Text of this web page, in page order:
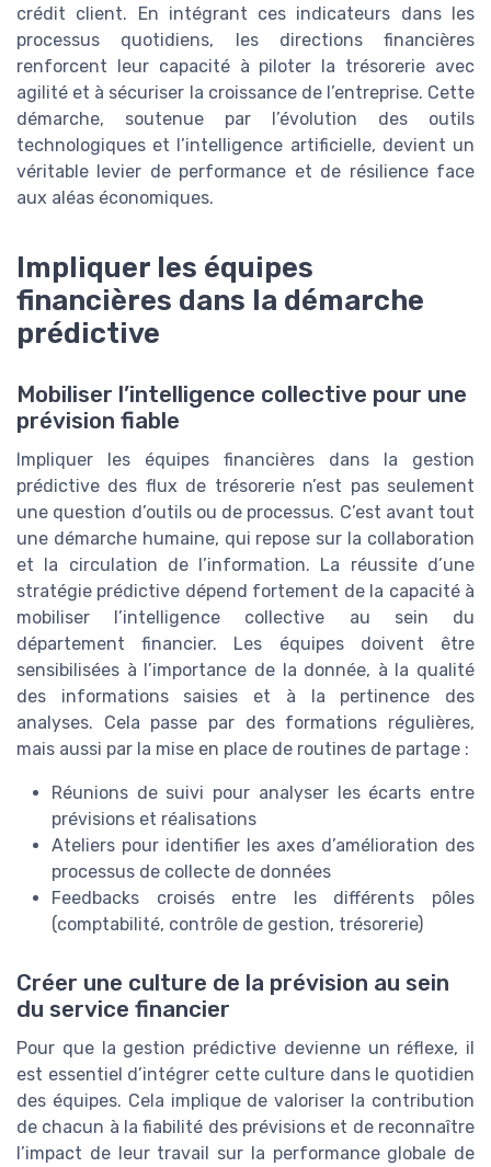
crédit client. En intégrant ces indicateurs dans les
processus quotidiens, les directions financières
renforcent leur capacité à piloter la trésorerie avec
agilité et à sécuriser la croissance de l’entreprise. Cette
démarche, soutenue par l’évolution des outils
technologiques et l’intelligence artificielle, devient un
véritable levier de performance et de résilience face
aux aléas économiques.
Impliquer les équipes
financières dans la démarche
prédictive
Mobiliser l’intelligence collective pour une
prévision fiable
Impliquer les équipes financières dans la gestion
prédictive des flux de trésorerie n’est pas seulement
une question d’outils ou de processus. C’est avant tout
une démarche humaine, qui repose sur la collaboration
et la circulation de l’information. La réussite d’une
stratégie prédictive dépend fortement de la capacité à
mobiliser l’intelligence collective au sein du
département financier. Les équipes doivent être
sensibilisées à l’importance de la donnée, à la qualité
des informations saisies et à la pertinence des
analyses. Cela passe par des formations régulières,
mais aussi par la mise en place de routines de partage :
Réunions de suivi pour analyser les écarts entre
prévisions et réalisations
Ateliers pour identifier les axes d’amélioration des
processus de collecte de données
Feedbacks croisés entre les différents pôles
(comptabilité, contrôle de gestion, trésorerie)
Créer une culture de la prévision au sein
du service financier
Pour que la gestion prédictive devienne un réflexe, il
est essentiel d’intégrer cette culture dans le quotidien
des équipes. Cela implique de valoriser la contribution
de chacun à la fiabilité des prévisions et de reconnaître
l’impact de leur travail sur la performance globale de